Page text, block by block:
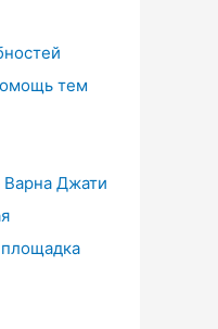
тем
Варна Джати